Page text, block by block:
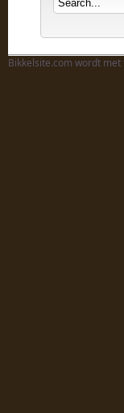
Bikkelsite.com wordt